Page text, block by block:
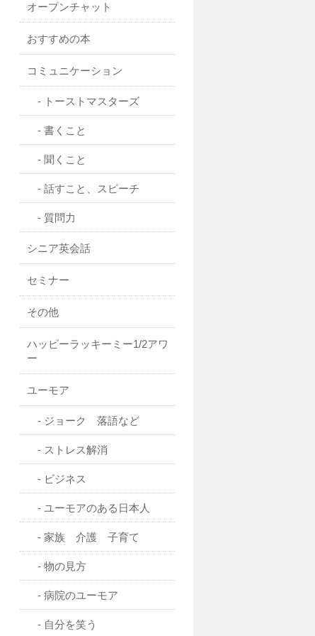
オープンチャット
おすすめの本
コミュニケーション
トーストマスターズ
書くこと
聞くこと
話すこと、スピーチ
質問力
シニア英会話
セミナー
その他
ハッピーラッキーミー1/2アワ
ー
ユーモア
ジョーク 落語など
ストレス解消
ビジネス
ユーモアのある日本人
家族 介護 子育て
物の見方
病院のユーモア
自分を笑う